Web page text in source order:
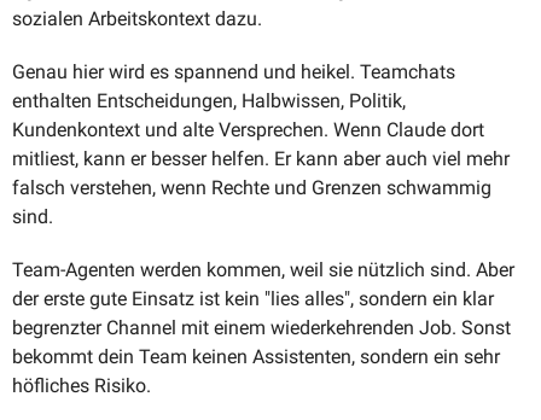
sozialen Arbeitskontext dazu.
Genau hier wird es spannend und heikel. Teamchats
enthalten Entscheidungen, Halbwissen, Politik,
Kundenkontext und alte Versprechen. Wenn Claude dort
mitliest, kann er besser helfen. Er kann aber auch viel mehr
falsch verstehen, wenn Rechte und Grenzen schwammig
sind.
Team-Agenten werden kommen, weil sie nützlich sind. Aber
der erste gute Einsatz ist kein "lies alles", sondern ein klar
begrenzter Channel mit einem wiederkehrenden Job. Sonst
bekommt dein Team keinen Assistenten, sondern ein sehr
höfliches Risiko.